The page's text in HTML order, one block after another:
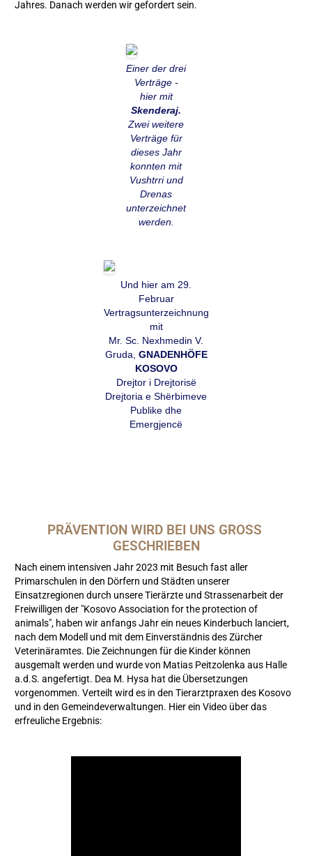
Jahres. Danach werden wir gefordert sein.
Einer der drei
Verträge -
hier mit
Skenderaj.
Zwei weitere
Verträge für
dieses Jahr
konnten mit
Vushtrri und
Drenas
unterzeichnet
werden.
Und hier am 29.
Februar
Vertragsunterzeichnung
mit
Mr. Sc. Nexhmedin V.
Gruda, GNADENHÖFE
KOSOVO
Drejtor i Drejtorisë
Drejtoria e Shërbimeve
Publike dhe
Emergjencë
PRÄVENTION WIRD BEI UNS GROSS
GESCHRIEBEN
Nach einem intensiven Jahr 2023 mit Besuch fast aller
Primarschulen in den Dörfern und Städten unserer
Einsatzregionen durch unsere Tierärzte und Strassenarbeit der
Freiwilligen der "Kosovo Association for the protection of
animals", haben wir anfangs Jahr ein neues Kinderbuch lanciert,
nach dem Modell und mit dem Einverständnis des Zürcher
Veterinäramtes. Die Zeichnungen für die Kinder können
ausgemalt werden und wurde von Matias Peitzolenka aus Halle
a.d.S. angefertigt. Dea M. Hysa hat die Übersetzungen
vorgenommen. Verteilt wird es in den Tierarztpraxen des Kosovo
und in den Gemeindeverwaltungen. Hier ein Video über das
erfreuliche Ergebnis: